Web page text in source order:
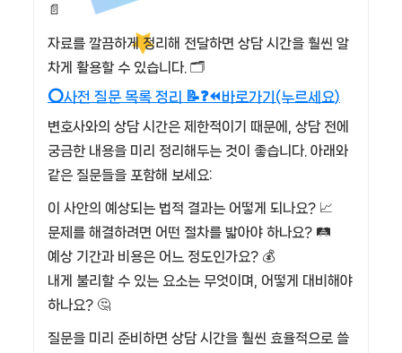
📄
자료를 깔끔하게 정리해 전달하면 상담 시간을 훨씬 알
차게 활용할 수 있습니다. 🗂️
⭕사전 질문 목록 정리 📝❓⏪바로가기(누르세요)
변호사와의 상담 시간은 제한적이기 때문에, 상담 전에
궁금한 내용을 미리 정리해두는 것이 좋습니다. 아래와
같은 질문들을 포함해 보세요:
이 사안의 예상되는 법적 결과는 어떻게 되나요? 📈
문제를 해결하려면 어떤 절차를 밟아야 하나요? 🛤️
예상 기간과 비용은 어느 정도인가요? 💰
내게 불리할 수 있는 요소는 무엇이며, 어떻게 대비해야
하나요? 🤔
질문을 미리 준비하면 상담 시간을 훨씬 효율적으로 쓸